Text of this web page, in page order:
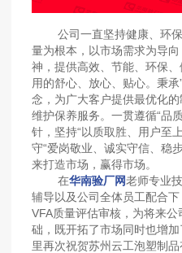
公司一直坚持健康、环保
量为根本，以市场需求为导
神，提供高效、节能、环保
用的舒心、放心、贴心。秉
念，为广大客户提供最优化
维护保养服务。一贯遵循“品
针，坚持“以质取胜、用户至
守“爱岗敬业、诚实守信、稳
来打造市场，赢得市场。
在华南验厂网老师专业
辅导以及公司全体员工配合
VFA质量评估审核，为将来
础，既开拓了市场同时也增
里再次祝贺苏州云工泡塑制